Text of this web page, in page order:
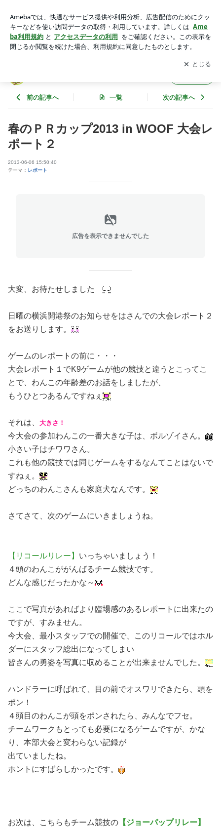
進プロジェクトのブログ
アプリをダウンロードして ブログの更新通知
を受け取りまし
ょう。
開く
前の記事へ 一覧 次の記事へ
春のＰＲカップ2013 in WOOF 大会レ
ポート２
2013-06-06 15:50:40
テーマ： レポート
広告を表示できませんでした
大変、お待たせしました
日曜の横浜開港祭のお知らせをはさんでの大会レポート２
をお送りします。
ゲームのレポートの前に・・・
大会レポート１でK9ゲームが他の競技と違うとこってこ
とで、わんこの年齢差のお話をしましたが、
もうひとつあるんですねぇ
それは、 大きさ！
今大会の参加わんこの一番大きな子は、ボルゾイさん。
小さい子はチワワさん。
これも他の競技では同じゲームをするなんてことはないで
すねぇ。
どっちのわんこさんも家庭犬なんです。
さてさて、次のゲームにいきましょうね。
【リコールリレー】 いっちゃいましょう！
４頭のわんこががんばるチーム競技です。
どんな感じだったかな～
ここで写真があればより臨場感のあるレポートに出来たの
ですが、すみません。
今大会、最小スタッフでの開催で、このリコールではホル
ダーにスタッフ総出になってしまい
皆さんの勇姿を写真に収めることが出来ませんでした。
ハンドラーに呼ばれて、目の前でオスワリできたら、頭を
ポン！
４頭目のわんこが頭をポンされたら、みんなでフセ。
チームワークもとっても必要になるゲームですが、かな
り、本部大会と変わらない記録が
出ていましたね。
ホントにすばらしかったです。
お次は、こちらもチーム競技の 【ジョーパップリレー】